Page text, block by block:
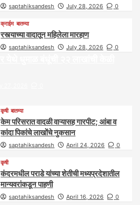
saptahiksandesh July 28, 2026 0
क्राईम बातम्या
रस्त्याच्या वादातून महिलेला मारहाण
saptahiksandesh July 28, 2026 0
कृषी बातम्या
केम परिसरात वादळी वाऱ्यासह गारपीट; आंबा व
कांदा पिकांचे लाखोंचे नुकसान
saptahiksandesh April 24, 2026 0
कृषी
कंदरमधील पराडे यांच्या शेतीची मध्यप्रदेशातील
मान्यवरांकडून पाहणी
saptahiksandesh April 16, 2026 0